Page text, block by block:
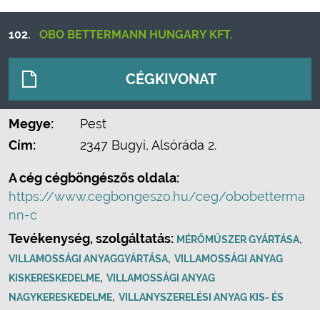
102. OBO BETTERMANN HUNGARY KFT.
CÉGKIVONAT
Megye:
Pest
Cím:
2347 Bugyi, Alsóráda 2.
A cég cégböngészős oldala:
https://www.cegbongeszo.hu/ceg/obobetterma
nn-c
Tevékenység, szolgáltatás: MÉRŐMŰSZER GYÁRTÁSA,
VILLAMOSSÁGI ANYAGGYÁRTÁSA, VILLAMOSSÁGI ANYAG
KISKERESKEDELME, VILLAMOSSÁGI ANYAG
NAGYKERESKEDELME, VILLANYSZERELÉSI ANYAG KIS- ÉS